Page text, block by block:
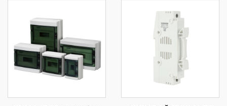
prenapona Zaštitno
ograničavajuće
uređaje za prenapon
SPD